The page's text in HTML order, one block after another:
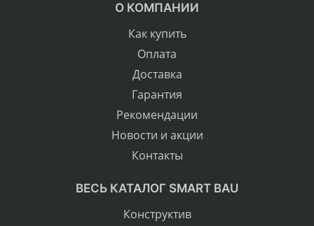
О КОМПАНИИ
Как купить
Оплата
Доставка
Гарантия
Рекомендации
Новости и акции
Контакты
ВЕСЬ КАТАЛОГ SMART BAU
Конструктив